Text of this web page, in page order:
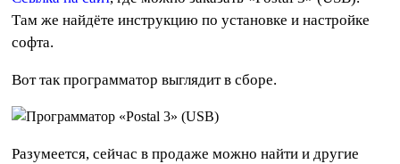
Там же найдёте инструкцию по установке и настройке
софта.
Вот так программатор выглядит в сборе.
Разумеется, сейчас в продаже можно найти и другие